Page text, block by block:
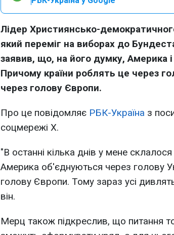
Лідер Християнсько-
який переміг на виборах до
заявив, що, на його думку, Америка
Причому країни роблять це через
через голову Європи.
Про це повідомляє РБК-Україна з
соцмережі Х.
"В останні кілька днів у мене
Америка об'єднуються через голову
голову Європи. Тому зараз усі
він.
Мерц також підкреслив, що питання